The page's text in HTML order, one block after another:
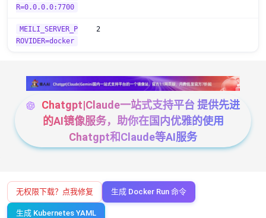
R=0.0.0.0:7700
MEILI_SERVER_P
ROVIDER=docker
2
Chatgpt|Claude一站式支持平台 提供先进
的AI镜像服务，助你在国内优雅的使用
Chatgpt和Claude等AI服务
无权限下载？点我修复 生成 Docker Run 命令
生成 Kubernetes YAML